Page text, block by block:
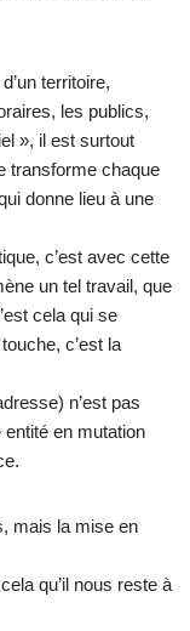
territoire,
les publics,
», il est surtout
transforme chaque
donne lieu à une
c’est avec cette
un tel travail, que
cela qui se
c’est la
n’est pas
en mutation
mais la mise en
qu’il nous reste à